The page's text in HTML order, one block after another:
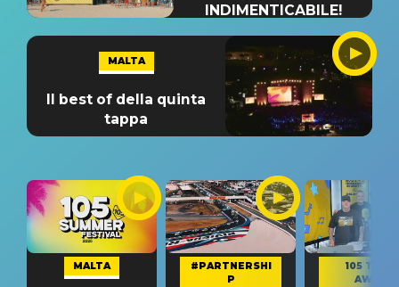
INDIMENTICABILE!
MALTA
Il best of della quinta
tappa
MALTA
#PARTNERSHI
P
105 TAKE
AWAY